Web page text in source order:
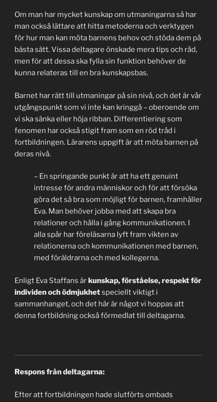
Om man har mycket kunskap om utmaningarna så har
man också lättare att hitta metoderna och verktygen
för hur man kan möta barnens behov och stöda dem på
bästa sätt. Vissa deltagare önskade mera tips och råd,
men för att dessa ska fylla sin funktion behöver de
kunna relateras till en bra kunskapsbas.
Barnet har rätt till utmaningar på sin nivå, och det är vår
utgångspunkt som vi inte kan kringgå – oberoende om
vi ska sänka eller höja ribban. Differentiering som
fenomen har också stigit fram som en röd tråd i
fortbildningen. Lärarens uppgift är att möta barnen på
deras nivå.
– En springande punkt är att ha ett genuint
intresse för andra människor och för att försöka
göra det så bra som möjligt för barnen, framhåller
Eva. Man behöver jobba med att skapa bra
relationer och hålla i gång kommunikationen. I
alla spår har föreläsarna lyft fram vikten av
relationerna och kommunikationen med barnen,
med föräldrarna och med kollegerna.
Enligt Eva Staffans ärkunskap, förståelse, respekt för
individen och ödmjukhetspeciellt viktigt i
sammanhanget, och det här är något vi hoppas att
denna fortbildning också förmedlat till deltagarna.
Respons från deltagarna:
Efter att fortbildningen hade slutförts ombads